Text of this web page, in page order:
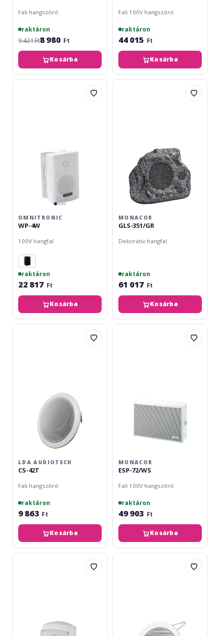
Fali hangszóró
raktáron
9 421 Ft8 980 Ft
Kosárba
Fali 100V hangszóró
raktáron
44 015 Ft
Kosárba
Omnitronic
OMNITRONIC
WP-4W
100V hangfal
raktáron
22 817 Ft
Kosárba
Monacor
MONACOR
GLS-351/GR
Dekoratív hangfal
raktáron
61 017 Ft
Kosárba
LDA
LDA AUDIOTECH
CS-42T
Fali hangszóró
raktáron
9 863 Ft
Kosárba
Monacor
MONACOR
ESP-72/WS
Fali 100V hangszóró
raktáron
49 903 Ft
Kosárba
Monacor
Omnitronic